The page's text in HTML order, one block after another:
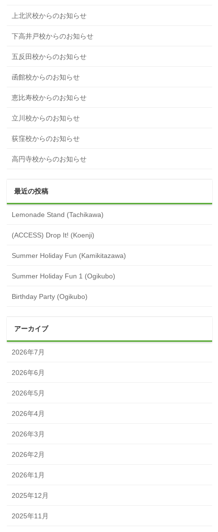
上北沢校からのお知らせ
下高井戸校からのお知らせ
五反田校からのお知らせ
函館校からのお知らせ
恵比寿校からのお知らせ
立川校からのお知らせ
荻窪校からのお知らせ
高円寺校からのお知らせ
最近の投稿
Lemonade Stand (Tachikawa)
(ACCESS) Drop It! (Koenji)
Summer Holiday Fun (Kamikitazawa)
Summer Holiday Fun 1 (Ogikubo)
Birthday Party (Ogikubo)
アーカイブ
2026年7月
2026年6月
2026年5月
2026年4月
2026年3月
2026年2月
2026年1月
2025年12月
2025年11月